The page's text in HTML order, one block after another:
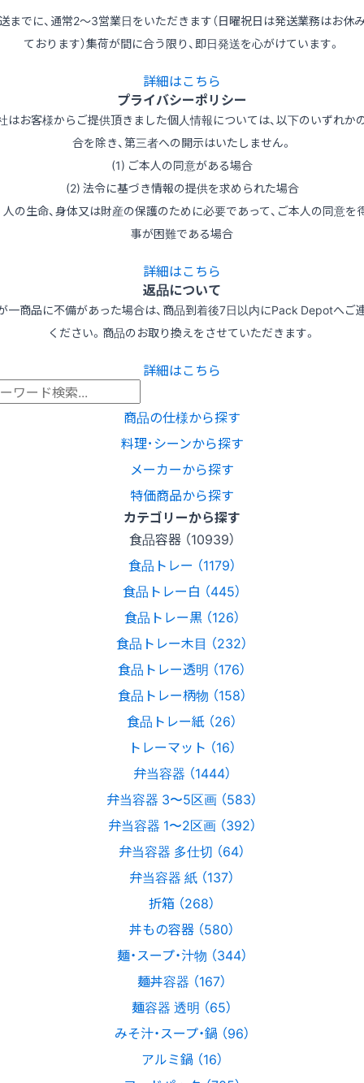
までに、通常2～3営業日をいただきます（日曜祝日は発送業務はお休
ております）集荷が間に合う限り、即日発送を心がけています。
詳細はこちら
プライバシーポリシー
はお客様からご提供頂きました個人情報については、以下のいずれか
合を除き、第三者への開示はいたしません。
(1) ご本人の同意がある場合
(2) 法令に基づき情報の提供を求められた場合
の生命、身体又は財産の保護のために必要であって、ご本人の同意を
事が困難である場合
詳細はこちら
返品について
一商品に不備があった場合は、商品到着後7日以内にPack Depotへご
ください。商品のお取り換えをさせていただきます。
詳細はこちら
商品の仕様から探す
料理･シーンから探す
メーカーから探す
特価商品から探す
カテゴリーから探す
食品容器 （10939）
食品トレー （1179）
食品トレー白 （445）
食品トレー黒 （126）
食品トレー木目 （232）
食品トレー透明 （176）
食品トレー柄物 （158）
食品トレー紙 （26）
トレーマット （16）
弁当容器 （1444）
弁当容器 3〜5区画 （583）
弁当容器 1〜2区画 （392）
弁当容器 多仕切 （64）
弁当容器 紙 （137）
折箱 （268）
丼もの容器 （580）
麺・スープ・汁物 （344）
麺丼容器 （167）
麺容器 透明 （65）
みそ汁・スープ・鍋 （96）
アルミ鍋 （16）